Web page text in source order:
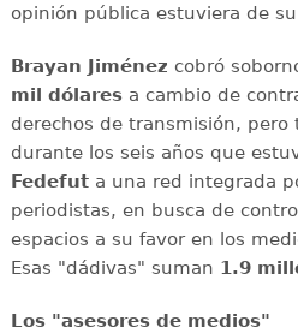
opinión pública estuviera de
Brayan Jiménez cobró
mil dólaresa cambio de
derechos de transmisión, pero
durante los seis años que
Fedefuta una red integrada
periodistas, en busca de
espacios a su favor en los
Esas "dádivas" suman 1.9
Los "asesores de medios"